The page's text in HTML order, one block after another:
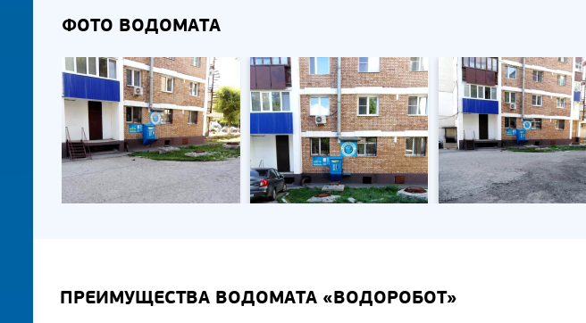
ФОТО ВОДОМАТА
ПРЕИМУЩЕСТВА ВОДОМАТА «ВОДОРОБОТ»